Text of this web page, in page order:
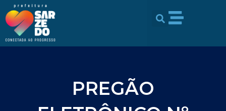
conteúdo
para
conteúdo
PREGÃO